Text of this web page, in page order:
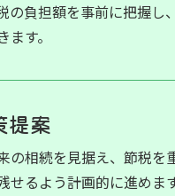
の負担額を事前に把握し
す。
提案
の相続を見据え、節税を
せるよう計画的に進めま